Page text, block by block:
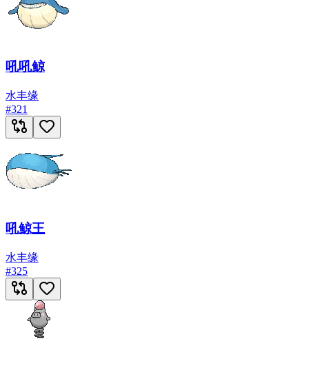
吼吼鲸
水丰缘
#321
吼鲸王
水丰缘
#325